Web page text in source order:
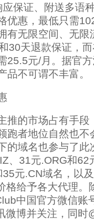
保证、附送多语
优惠，最低只需
有无限空间、无限
30天退款保证，
25.5元/月。据官
品不可谓不丰富。
推的市场占有手
跑者地位自然也不
的域名也参与了此
、31元.ORG和62
元.CN域名，以
格给予各大代理。
中国官方微信账
微博并关注，同时